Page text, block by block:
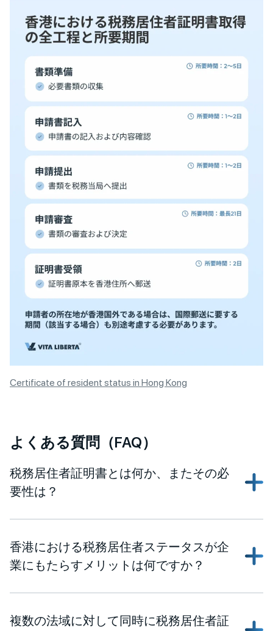
Certificate of resident status in Hong Kong
よくある質問（FAQ）
税務居住者証明書とは何か、またその必
要性は？
香港における税務居住者ステータスが企
業にもたらすメリットは何ですか？
複数の法域に対して同時に税務居住者証